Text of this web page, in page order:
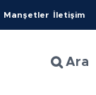
Manşetler İletişim
Ara